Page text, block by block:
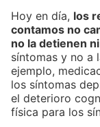
Hoy en día, los
contamos no
no la detienen
síntomas y no a
ejemplo,
los síntomas
el deterioro
física para los